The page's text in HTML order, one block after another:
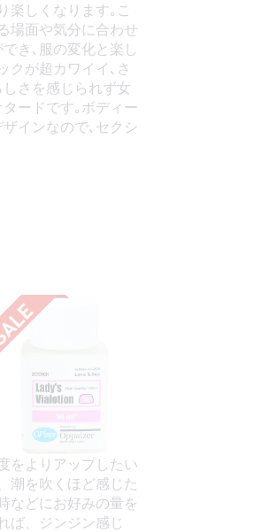
楽しくなります｡こ
場面や気分に合わせ
き､服の変化と楽し
クが超カワイイ､さ
さを感じられず女
ードです｡ボディー
インなので､セクシ
をよりアップしたい
潮を吹くほど感じた
などにお好みの量を
ば、ジンジン感じ